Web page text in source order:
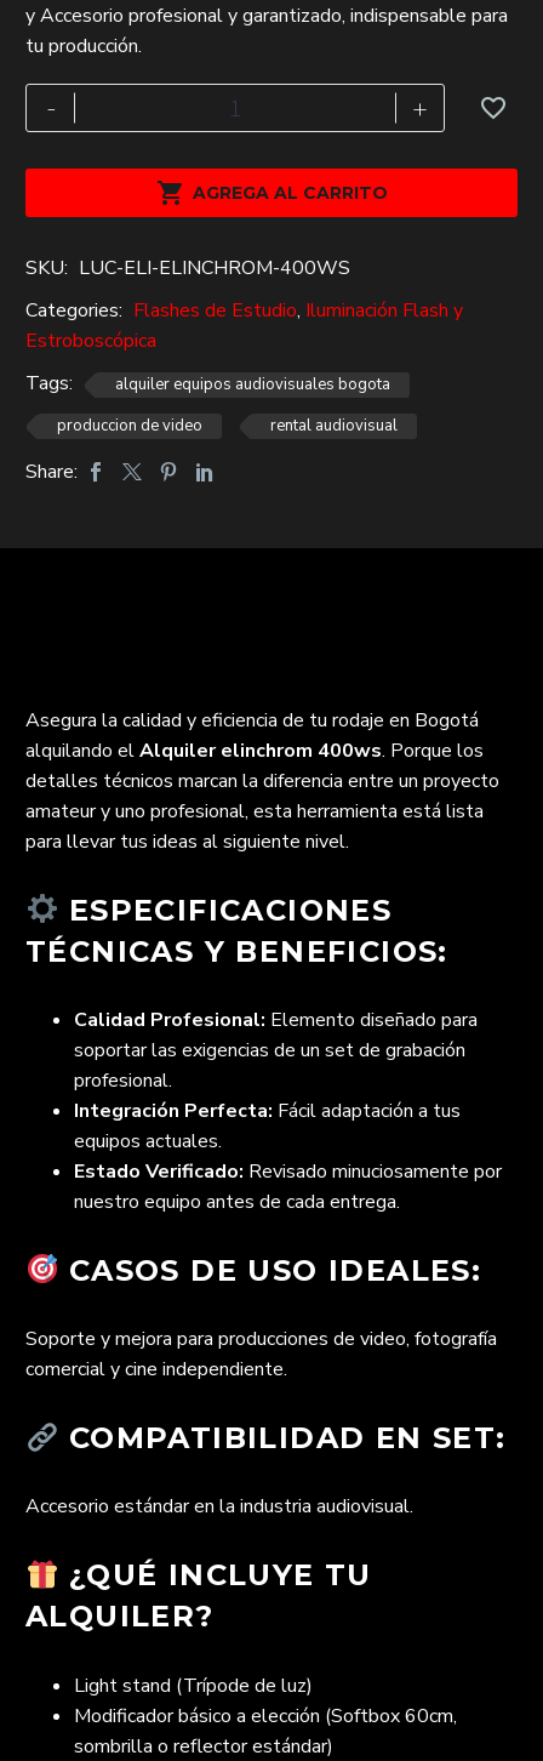
original
era:
$102,000.
actual
es:
$70,000.
y Accesorio profesional y garantizado, indispensable para
tu producción.
-
Alquiler
elinchrom
+
 AGREGA AL CARRITO
SKU: LUC-ELI-ELINCHROM-400WS
Categories: Flashes de Estudio, Iluminación Flash y
Estroboscópica
Tags:
alquiler equipos audiovisuales bogota
produccion de video
rental audiovisual
Share:
Asegura la calidad y eficiencia de tu rodaje en Bogotá
alquilando elAlquiler elinchrom 400ws. Porque los
detalles técnicos marcan la diferencia entre un proyecto
amateur y uno profesional, esta herramienta está lista
para llevar tus ideas al siguiente nivel.
ESPECIFICACIONES
TÉCNICAS Y BENEFICIOS:
Calidad Profesional: Elemento diseñado para
soportar las exigencias de un set de grabación
profesional.
Integración Perfecta: Fácil adaptación a tus
equipos actuales.
Estado Verificado: Revisado minuciosamente por
nuestro equipo antes de cada entrega.
CASOS DE USO IDEALES:
Soporte y mejora para producciones de video, fotografía
comercial y cine independiente.
COMPATIBILIDAD EN SET:
Accesorio estándar en la industria audiovisual.
¿QUÉ INCLUYE TU
ALQUILER?
Light stand (Trípode de luz)
Modificador básico a elección (Softbox 60cm,
sombrilla o reflector estándar)